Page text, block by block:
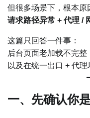
但很多场景下，根本原
请求路径异常 + 代理 /
这篇只回答一件事：
后台页面老加载不完整
以及在统一出口 + 代理
一、先确认你